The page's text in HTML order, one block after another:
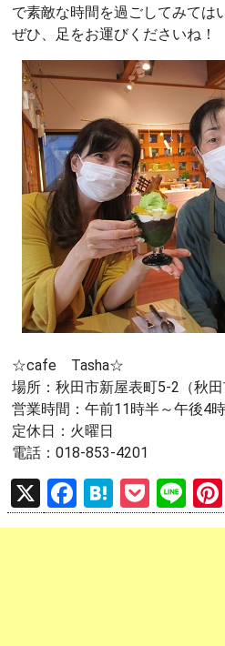
で素敵な時間を過ごしてみては
ぜひ、足をお運びくださいね！
☆cafe Tasha☆
場所：秋田市新屋表町5-2（秋田
営業時間：午前11時半～午後4時
定休日：火曜日
電話：018-853-4201
X
F
a
H
at
P
o
Li
n